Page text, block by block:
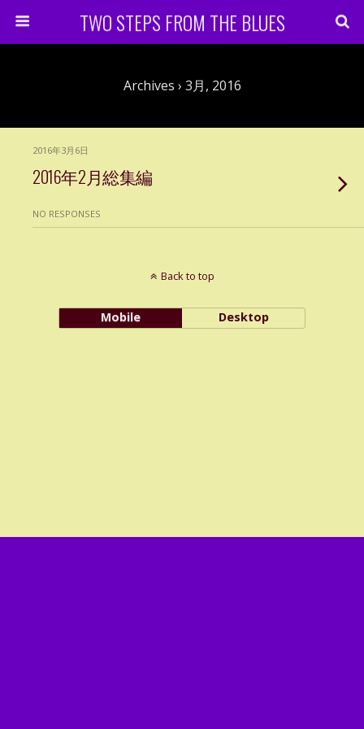
TWO STEPS FROM THE BLUES
Archives › 3月, 2016
2016年3月6日
2016年2月総集編
NO RESPONSES
Back to top
Mobile Desktop